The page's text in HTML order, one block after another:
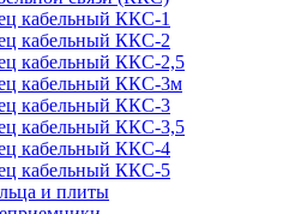
кабельный ККС-1
кабельный ККС-2
кабельный ККС-2,5
кабельный ККС-3м
кабельный ККС-3
кабельный ККС-3,5
кабельный ККС-4
кабельный ККС-5
и плиты